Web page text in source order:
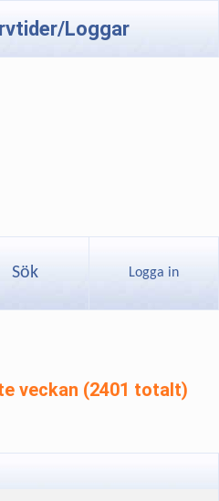
Loggar
Sök Logga in
veckan (2401 totalt)